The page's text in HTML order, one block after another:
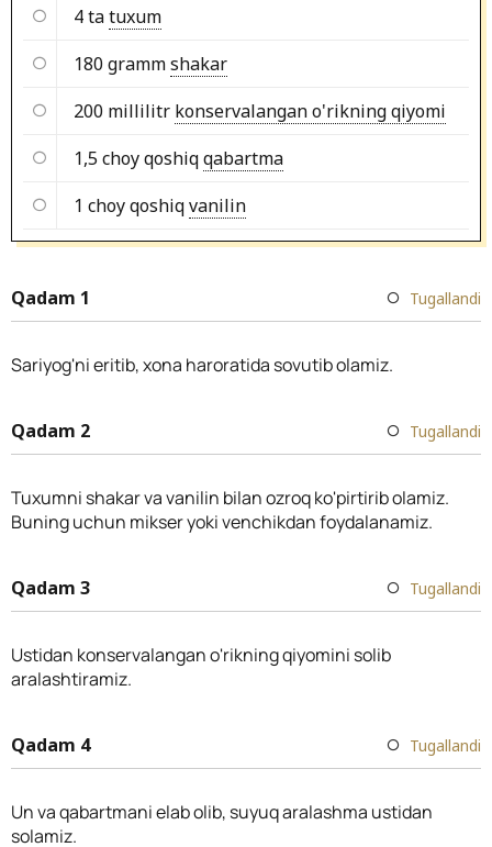
4 tatuxum
180 grammshakar
200 millilitr konservalangan o'rikning qiyomi
1,5 choy qoshiqqabartma
1 choy qoshiqvanilin
Qadam 1 Tugallandi
Sariyog'ni eritib, xona haroratida sovutib olamiz.
Qadam 2 Tugallandi
Tuxumni shakar va vanilin bilan ozroq ko'pirtirib olamiz.
Buning uchun mikser yoki venchikdan foydalanamiz.
Qadam 3 Tugallandi
Ustidan konservalangan o'rikning qiyomini solib
aralashtiramiz.
Qadam 4 Tugallandi
Un va qabartmani elab olib, suyuq aralashma ustidan
solamiz.